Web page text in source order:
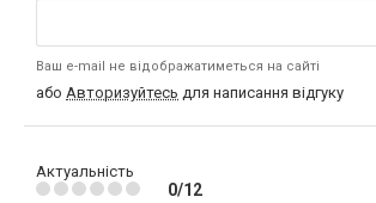
Ваш e-mail не відображатиметься на сайті
або Авторизуйтесь для написання відгуку
Актуальність
0/12